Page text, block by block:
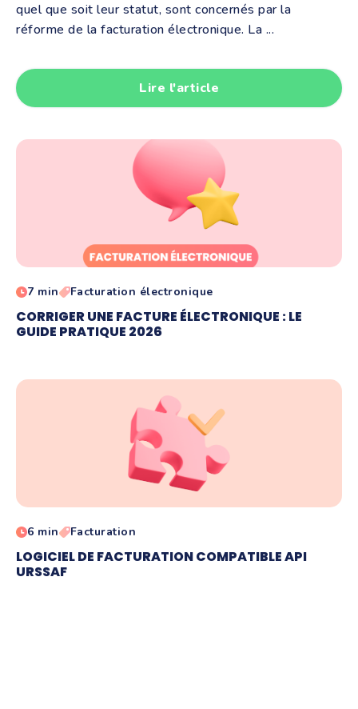
quel que soit leur statut, sont concernés par la
réforme de la facturation électronique. La ...
Lire l'article
7 min Facturation électronique
CORRIGER UNE FACTURE ÉLECTRONIQUE : LE
GUIDE PRATIQUE 2026
6 min Facturation
LOGICIEL DE FACTURATION COMPATIBLE API
URSSAF